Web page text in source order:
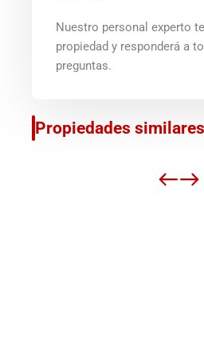
Nuestro personal experto
propiedad y responderá a
preguntas.
Propiedades similares